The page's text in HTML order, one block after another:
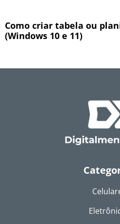
Como criar tabela ou
(Windows 10 e 11)